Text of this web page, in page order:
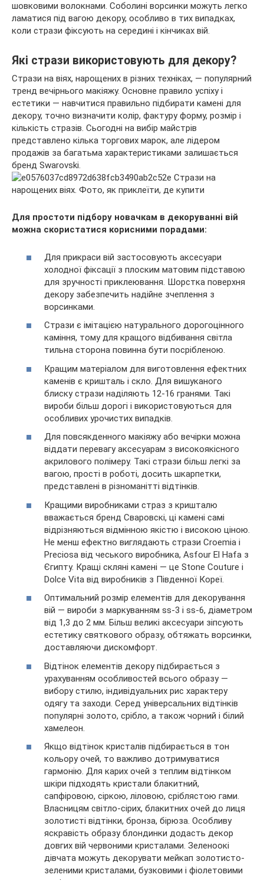
шовковими волокнами. Соболині ворсинки можуть легко
ламатися під вагою декору, особливо в тих випадках,
коли стрази фіксують на середині і кінчиках вій.
Які стрази використовують для декору?
Стрази на віях, нарощених в різних техніках, — популярний
тренд вечірнього макіяжу. Основне правило успіху і
естетики — навчитися правильно підбирати камені для
декору, точно визначити колір, фактуру форму, розмір і
кількість стразів. Сьогодні на вибір майстрів
представлено кілька торгових марок, але лідером
продажів за багатьма характеристиками залишається
бренд Swarovski.
Для простоти підбору новачкам в декоруванні вій
можна скористатися корисними порадами:
Для прикраси вій застосовують аксесуари
холодної фіксації з плоским матовим підставою
для зручності приклеювання. Шорстка поверхня
декору забезпечить надійне зчеплення з
ворсинками.
Стрази є імітацією натурального дорогоцінного
каміння, тому для кращого відбивання світла
тильна сторона повинна бути посрібленою.
Кращим матеріалом для виготовлення ефектних
каменів є кришталь і скло. Для вишуканого
блиску стрази наділяють 12-16 гранями. Такі
вироби більш дорогі і використовуються для
особливих урочистих випадків.
Для повсякденного макіяжу або вечірки можна
віддати перевагу аксесуарам з високоякісного
акрилового полімеру. Такі стрази більш легкі за
вагою, прості в роботі, досить шкарпетки,
представлені в різноманітті відтінків.
Кращими виробниками страз з кришталю
вважається бренд Сваровскі, ці камені самі
відрізняються відмінною якістю і високою ціною.
Не менш ефектно виглядають стрази Croemia і
Preciosa від чеського виробника, Asfour El Hafa з
Єгипту. Кращі скляні камені — це Stone Couture і
Dolce Vita від виробників з Південної Кореї.
Оптимальний розмір елементів для декорування
вій — вироби з маркуванням ss-3 і ss-6, діаметром
від 1,3 до 2 мм. Більш великі аксесуари зіпсують
естетику святкового образу, обтяжать ворсинки,
доставляючи дискомфорт.
Відтінок елементів декору підбирається з
урахуванням особливостей всього образу —
вибору стилю, індивідуальних рис характеру
одягу та заходи. Серед універсальних відтінків
популярні золото, срібло, а також чорний і білий
хамелеон.
Якщо відтінок кристалів підбирається в тон
кольору очей, то важливо дотримуватися
гармонію. Для карих очей з теплим відтінком
шкіри підходять кристали блакитний,
сапфіровою, сіркою, ліловою, сріблястою гами.
Власницям світло-сірих, блакитних очей до лиця
золотисті відтінки, бронза, бірюза. Особливу
яскравість образу блондинки додасть декор
довгих вій червоними кристалами. Зеленоокі
дівчата можуть декорувати мейкап золотисто-
зеленими кристалами, бузковими і фіолетовими